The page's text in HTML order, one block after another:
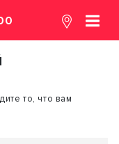
то, что вам